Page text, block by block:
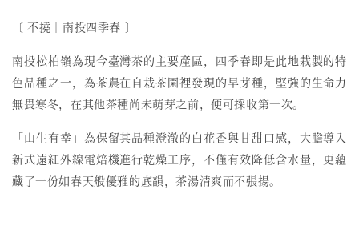
〔 不撓︱南投四季春 〕
南投松柏嶺為現今臺灣茶的主要產區，四季春即是此地栽製的特
色品種之一，為茶農在自栽茶園裡發現的早芽種，堅強的生命力
無畏寒冬，在其他茶種尚未萌芽之前，便可採收第一次。
「山生有幸」為保留其品種澄澈的白花香與甘甜口感，大膽導入
新式遠紅外線電焙機進行乾燥工序，不僅有效降低含水量，更蘊
藏了一份如春天般優雅的底韻，茶湯清爽而不張揚。